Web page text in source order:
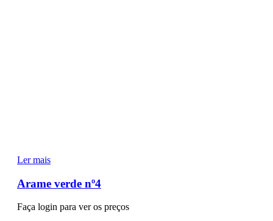
Ler mais
Arame verde nº4
Faça login para ver os preços